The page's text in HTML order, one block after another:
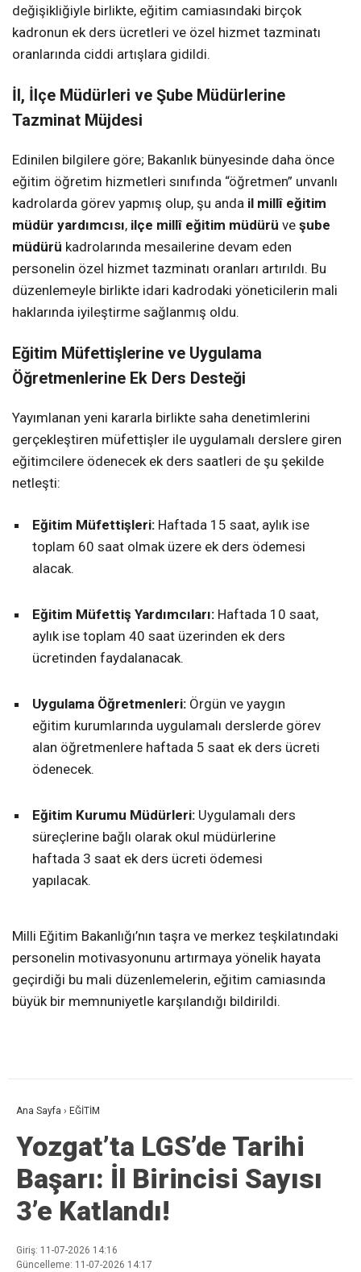
değişikliğiyle birlikte, eğitim camiasındaki birçok
kadronun ek ders ücretleri ve özel hizmet tazminatı
oranlarında ciddi artışlara gidildi.
İl, İlçe Müdürleri ve Şube Müdürlerine
Tazminat Müjdesi
Edinilen bilgilere göre; Bakanlık bünyesinde daha önce
eğitim öğretim hizmetleri sınıfında “öğretmen” unvanlı
kadrolarda görev yapmış olup, şu anda il millî eğitim
müdür yardımcısı, ilçe millî eğitim müdürü ve şube
müdürü kadrolarında mesailerine devam eden
personelin özel hizmet tazminatı oranları artırıldı. Bu
düzenlemeyle birlikte idari kadrodaki yöneticilerin mali
haklarında iyileştirme sağlanmış oldu.
Eğitim Müfettişlerine ve Uygulama
Öğretmenlerine Ek Ders Desteği
Yayımlanan yeni kararla birlikte saha denetimlerini
gerçekleştiren müfettişler ile uygulamalı derslere giren
eğitimcilere ödenecek ek ders saatleri de şu şekilde
netleşti:
Eğitim Müfettişleri: Haftada 15 saat, aylık ise
toplam 60 saat olmak üzere ek ders ödemesi
alacak.
Eğitim Müfettiş Yardımcıları: Haftada 10 saat,
aylık ise toplam 40 saat üzerinden ek ders
ücretinden faydalanacak.
Uygulama Öğretmenleri: Örgün ve yaygın
eğitim kurumlarında uygulamalı derslerde görev
alan öğretmenlere haftada 5 saat ek ders ücreti
ödenecek.
Eğitim Kurumu Müdürleri: Uygulamalı ders
süreçlerine bağlı olarak okul müdürlerine
haftada 3 saat ek ders ücreti ödemesi
yapılacak.
Milli Eğitim Bakanlığı’nın taşra ve merkez teşkilatındaki
personelin motivasyonunu artırmaya yönelik hayata
geçirdiği bu mali düzenlemelerin, eğitim camiasında
büyük bir memnuniyetle karşılandığı bildirildi.
Ana Sayfa › EĞİTİM
Yozgat’ta LGS’de Tarihi
Başarı: İl Birincisi Sayısı
3’e Katlandı!
Giriş: 11-07-2026 14:16
Güncelleme: 11-07-2026 14:17